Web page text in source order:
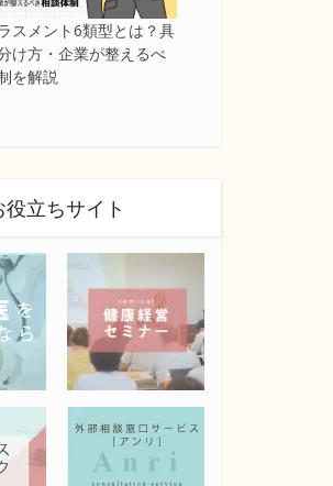
スメント6類型とは？具
け方・企業が整えるべ
を解説
役立ちサイト